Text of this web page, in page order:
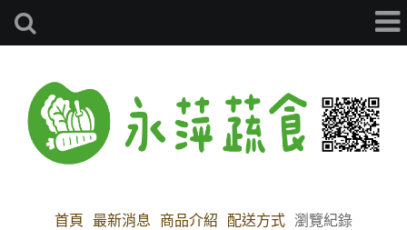
首頁 最新消息 商品介紹 配送方式 瀏覽紀錄